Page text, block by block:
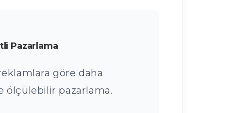
Pazarlama
göre daha
ölçülebilir pazarlama.